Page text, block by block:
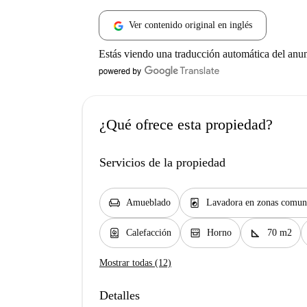
Ver contenido original en inglés
Estás viendo una traducción automática del
¿Qué ofrece esta propiedad?
Servicios de la propiedad
chair Amueblado local_laundry_service Lavadora en zonas
water_heater Calefacción oven_gen Horno square_foot 70 m2
Mostrar todas (12)
Detalles